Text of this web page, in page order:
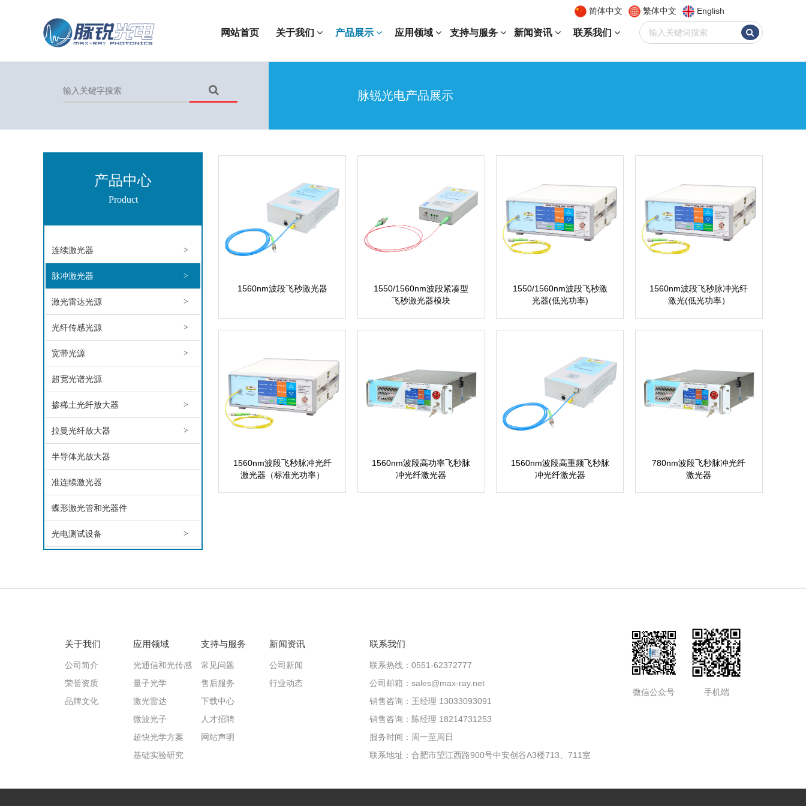
网站首页 关于我们 产品展示 应用领域 支持与服务 新闻资讯 联系我们
简体中文 繁体中文 English
脉锐光电产品展示
连续激光器 >
脉冲激光器 >
激光雷达光源 >
光纤传感光源 >
宽带光源 >
超宽光谱光源
掺稀土光纤放大器 >
拉曼光纤放大器 >
半导体光放大器
准连续激光器
蝶形激光管和光器件
光电测试设备 >
产品中心
Product
1560nm波段飞秒激光器
1550/1560nm波段紧凑型
飞秒激光器模块
1550/1560nm波段飞秒激
光器(低光功率)
1560nm波段飞秒脉冲光纤
激光(低光功率）
1560nm波段飞秒脉冲光纤
激光器（标准光功率）
1560nm波段高功率飞秒脉
冲光纤激光器
1560nm波段高重频飞秒脉
冲光纤激光器
780nm波段飞秒脉冲光纤
激光器
关于我们
公司简介
荣誉资质
品牌文化
应用领域
光通信和光传感
量子光学
激光雷达
微波光子
超快光学方案
基础实验研究
支持与服务
常见问题
售后服务
下载中心
人才招聘
网站声明
新闻资讯
公司新闻
行业动态
联系我们
联系热线：0551-62372777
公司邮箱：sales@max-ray.net
销售咨询：王经理 13033093091
销售咨询：陈经理 18214731253
服务时间：周一至周日
联系地址：合肥市望江西路900号中安创谷A3楼713、711室
微信公众号 手机端